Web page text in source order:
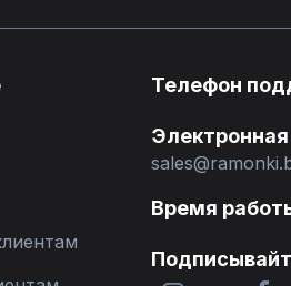
Телефон
Время